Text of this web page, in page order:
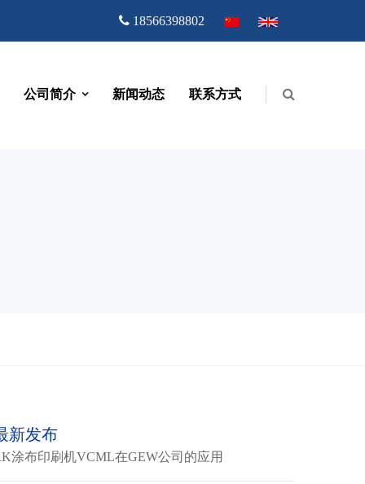
18566398802
公司简介 新闻动态 联系方式
新发布
涂布印刷机VCML在GEW公司的应用